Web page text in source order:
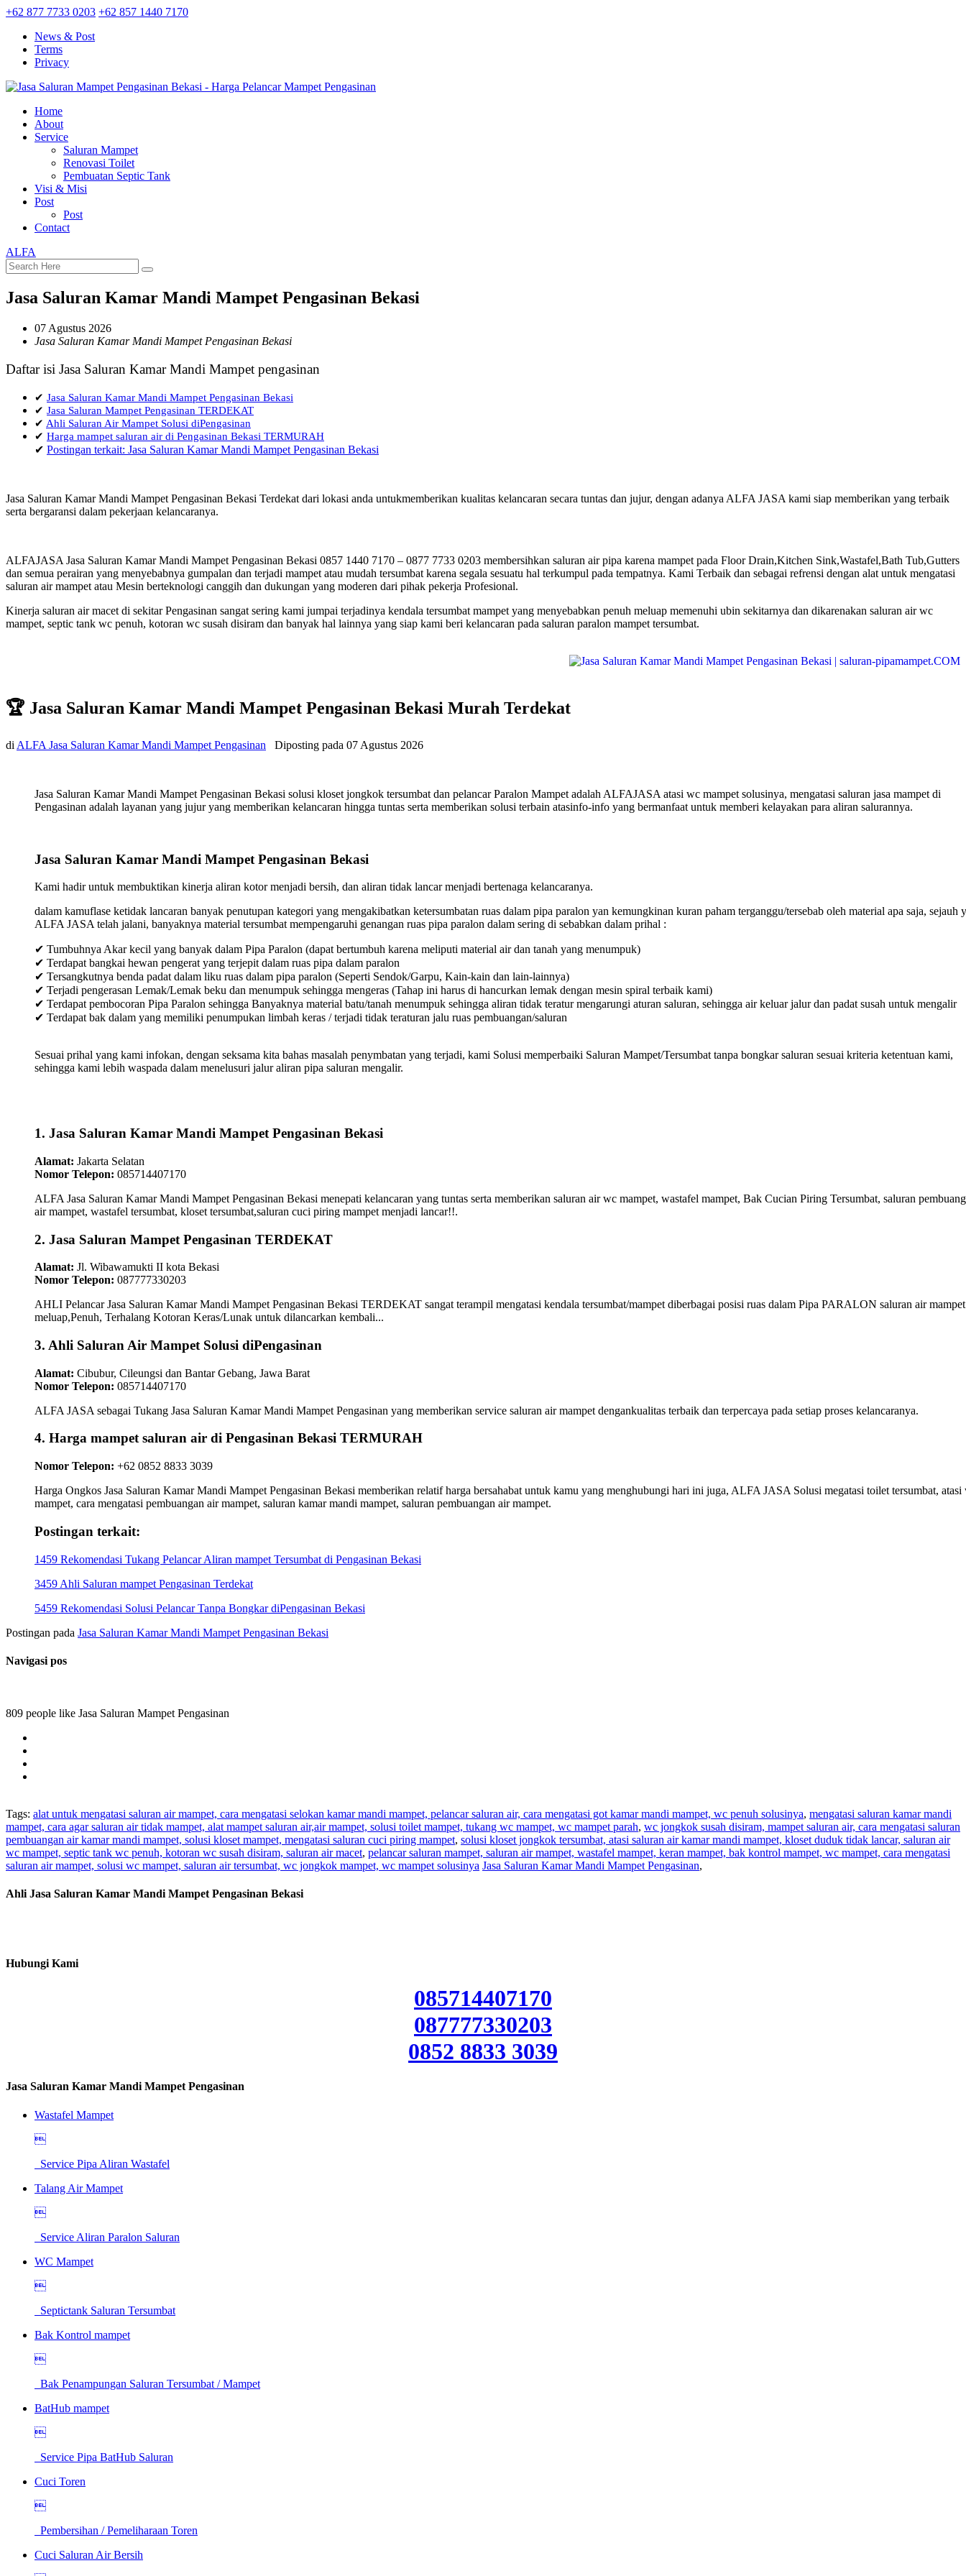
+62 877 7733 0203 +62 857 1440 7170
News & Post
Terms
Privacy
Home
About
Service
Saluran Mampet
Renovasi Toilet
Pembuatan Septic Tank
Visi & Misi
Post
Post
Contact
ALFA
Jasa Saluran Kamar Mandi Mampet Pengasinan Bekasi
07 Agustus 2026
Jasa Saluran Kamar Mandi Mampet Pengasinan Bekasi
Daftar isi Jasa Saluran Kamar Mandi Mampet pengasinan
✔ Jasa Saluran Kamar Mandi Mampet Pengasinan Bekasi
✔ Jasa Saluran Mampet Pengasinan TERDEKAT
✔ Ahli Saluran Air Mampet Solusi diPengasinan
✔ Harga mampet saluran air di Pengasinan Bekasi TERMURAH
✔ Postingan terkait: Jasa Saluran Kamar Mandi Mampet Pengasinan Bekasi
Jasa Saluran Kamar Mandi Mampet Pengasinan Bekasi Terdekat dari lokasi anda untukmemberikan kualitas kelancaran secara tuntas dan jujur, dengan adanya ALFA JASA kami siap memberikan yang terbaik
serta bergaransi dalam pekerjaan kelancaranya.
ALFAJASA Jasa Saluran Kamar Mandi Mampet Pengasinan Bekasi 0857 1440 7170 – 0877 7733 0203 membersihkan saluran air pipa karena mampet pada Floor Drain,Kitchen Sink,Wastafel,Bath Tub,Gutters
dan semua perairan yang menyebabnya gumpalan dan terjadi mampet atau mudah tersumbat karena segala sesuatu hal terkumpul pada tempatnya. Kami Terbaik dan sebagai refrensi dengan alat untuk mengatasi
saluran air mampet atau Mesin berteknologi canggih dan dukungan yang moderen dari pihak pekerja Profesional.
Kinerja saluran air macet di sekitar Pengasinan sangat sering kami jumpai terjadinya kendala tersumbat mampet yang menyebabkan penuh meluap memenuhi ubin sekitarnya dan dikarenakan saluran air wc
mampet, septic tank wc penuh, kotoran wc susah disiram dan banyak hal lainnya yang siap kami beri kelancaran pada saluran paralon mampet tersumbat.
🏆 Jasa Saluran Kamar Mandi Mampet Pengasinan Bekasi Murah Terdekat
di ALFA Jasa Saluran Kamar Mandi Mampet Pengasinan Diposting pada 07 Agustus 2026
Jasa Saluran Kamar Mandi Mampet Pengasinan Bekasi solusi kloset jongkok tersumbat dan pelancar Paralon Mampet adalah ALFAJASA atasi wc mampet solusinya, mengatasi saluran jasa mampet di
Pengasinan adalah layanan yang jujur yang memberikan kelancaran hingga tuntas serta memberikan solusi terbain atasinfo-info yang bermanfaat untuk memberi kelayakan para aliran salurannya.
Jasa Saluran Kamar Mandi Mampet Pengasinan Bekasi
Kami hadir untuk membuktikan kinerja aliran kotor menjadi bersih, dan aliran tidak lancar menjadi bertenaga kelancaranya.
dalam kamuflase ketidak lancaran banyak penutupan kategori yang mengakibatkan ketersumbatan ruas dalam pipa paralon yan kemungkinan kuran paham terganggu/tersebab oleh material apa saja, sejauh
ALFA JASA telah jalani, banyaknya material tersumbat mempengaruhi genangan ruas pipa paralon dalam sering di sebabkan dalam prihal :
✔ Tumbuhnya Akar kecil yang banyak dalam Pipa Paralon (dapat bertumbuh karena meliputi material air dan tanah yang menumpuk)
✔ Terdapat bangkai hewan pengerat yang terjepit dalam ruas pipa dalam paralon
✔ Tersangkutnya benda padat dalam liku ruas dalam pipa paralon (Seperti Sendok/Garpu, Kain-kain dan lain-lainnya)
✔ Terjadi pengerasan Lemak/Lemak beku dan menumpuk sehingga mengeras (Tahap ini harus di hancurkan lemak dengan mesin spiral terbaik kami)
✔ Terdapat pembocoran Pipa Paralon sehingga Banyaknya material batu/tanah menumpuk sehingga aliran tidak teratur mengarungi aturan saluran, sehingga air keluar jalur dan padat susah untuk mengalir
✔ Terdapat bak dalam yang memiliki penumpukan limbah keras / terjadi tidak teraturan jalu ruas pembuangan/saluran
Sesuai prihal yang kami infokan, dengan seksama kita bahas masalah penymbatan yang terjadi, kami Solusi memperbaiki Saluran Mampet/Tersumbat tanpa bongkar saluran sesuai kriteria ketentuan kami,
sehingga kami lebih waspada dalam menelusuri jalur aliran pipa saluran mengalir.
1. Jasa Saluran Kamar Mandi Mampet Pengasinan Bekasi
Alamat: Jakarta Selatan
Nomor Telepon: 085714407170
ALFA Jasa Saluran Kamar Mandi Mampet Pengasinan Bekasi menepati kelancaran yang tuntas serta memberikan saluran air wc mampet, wastafel mampet, Bak Cucian Piring Tersumbat, saluran
air mampet, wastafel tersumbat, kloset tersumbat,saluran cuci piring mampet menjadi lancar!!.
2. Jasa Saluran Mampet Pengasinan TERDEKAT
Alamat: Jl. Wibawamukti II kota Bekasi
Nomor Telepon: 087777330203
AHLI Pelancar Jasa Saluran Kamar Mandi Mampet Pengasinan Bekasi TERDEKAT sangat terampil mengatasi kendala tersumbat/mampet diberbagai posisi ruas dalam Pipa PARALON saluran air mampet
meluap,Penuh, Terhalang Kotoran Keras/Lunak untuk dilancarkan kembali...
3. Ahli Saluran Air Mampet Solusi diPengasinan
Alamat: Cibubur, Cileungsi dan Bantar Gebang, Jawa Barat
Nomor Telepon: 085714407170
ALFA JASA sebagai Tukang Jasa Saluran Kamar Mandi Mampet Pengasinan yang memberikan service saluran air mampet dengankualitas terbaik dan terpercaya pada setiap proses kelancaranya.
4. Harga mampet saluran air di Pengasinan Bekasi TERMURAH
Nomor Telepon: +62 0852 8833 3039
Harga Ongkos Jasa Saluran Kamar Mandi Mampet Pengasinan Bekasi memberikan relatif harga bersahabat untuk kamu yang menghubungi hari ini juga, ALFA JASA Solusi megatasi toilet tersumbat, atasi
mampet, cara mengatasi pembuangan air mampet, saluran kamar mandi mampet, saluran pembuangan air mampet.
Postingan terkait:
1459 Rekomendasi Tukang Pelancar Aliran mampet Tersumbat di Pengasinan Bekasi
3459 Ahli Saluran mampet Pengasinan Terdekat
5459 Rekomendasi Solusi Pelancar Tanpa Bongkar diPengasinan Bekasi
Postingan pada Jasa Saluran Kamar Mandi Mampet Pengasinan Bekasi
Navigasi pos
809 people like Jasa Saluran Mampet Pengasinan
Tags: alat untuk mengatasi saluran air mampet, cara mengatasi selokan kamar mandi mampet, pelancar saluran air, cara mengatasi got kamar mandi mampet, wc penuh solusinya, mengatasi saluran kamar mandi
mampet, cara agar saluran air tidak mampet, alat mampet saluran air,air mampet, solusi toilet mampet, tukang wc mampet, wc mampet parah, wc jongkok susah disiram, mampet saluran air, cara mengatasi saluran
pembuangan air kamar mandi mampet, solusi kloset mampet, mengatasi saluran cuci piring mampet, solusi kloset jongkok tersumbat, atasi saluran air kamar mandi mampet, kloset duduk tidak lancar, saluran air
wc mampet, septic tank wc penuh, kotoran wc susah disiram, saluran air macet, pelancar saluran mampet, saluran air mampet, wastafel mampet, keran mampet, bak kontrol mampet, wc mampet, cara mengatasi
saluran air mampet, solusi wc mampet, saluran air tersumbat, wc jongkok mampet, wc mampet solusinya Jasa Saluran Kamar Mandi Mampet Pengasinan,
Ahli Jasa Saluran Kamar Mandi Mampet Pengasinan Bekasi
Hubungi Kami
085714407170
087777330203
0852 8833 3039
Jasa Saluran Kamar Mandi Mampet Pengasinan
Wastafel Mampet

Service Pipa Aliran Wastafel
Talang Air Mampet

Service Aliran Paralon Saluran
WC Mampet

Septictank Saluran Tersumbat
Bak Kontrol mampet

Bak Penampungan Saluran Tersumbat / Mampet
BatHub mampet

Service Pipa BatHub Saluran
Cuci Toren

Pembersihan / Pemeliharaan Toren
Cuci Saluran Air Bersih